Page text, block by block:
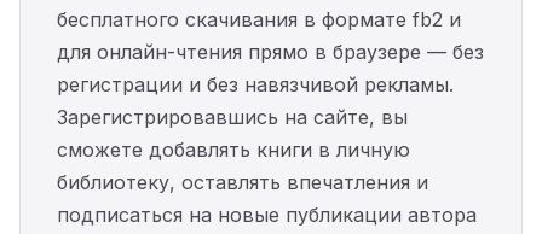
бесплатного скачивания в формате fb2 и
для онлайн-чтения прямо в браузере — без
регистрации и без навязчивой рекламы.
Зарегистрировавшись на сайте, вы
сможете добавлять книги в личную
библиотеку, оставлять впечатления и
подписаться на новые публикации автора